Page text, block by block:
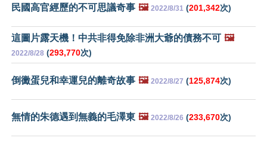
民國高官經歷的不可思議奇事 🖼️ 2022/8/31 (201,342次)
這圖片露天機！中共非得免除非洲大爺的債務不可 🖼️
2022/8/28 (293,770次)
倒黴蛋兒和幸運兒的離奇故事 🖼️ 2022/8/27 (125,874次)
無情的朱德遇到無義的毛澤東 🖼️ 2022/8/26 (233,670次)